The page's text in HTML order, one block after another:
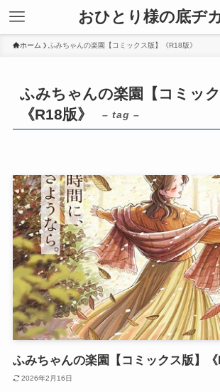
おひとり様の底ヂ
ホーム ふみちゃんの楽園【コミックス版】《R18版》
ふみちゃんの楽園【コミック
《R18版》
– tag –
ふみちゃんの楽園【コミックス版】《
2026年2月16日